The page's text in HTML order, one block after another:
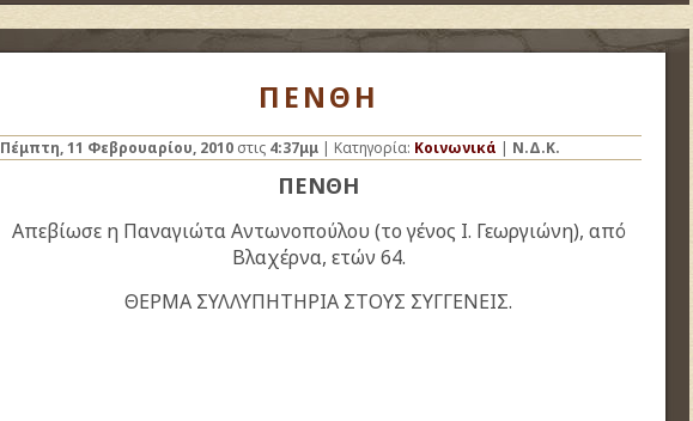
ΠΕΝΘΗ
Πέμπτη, 11 Φεβρουαρίου, 2010 στις 4:37μμ | Κατηγορία: Κοινωνικά | Ν.Δ.Κ.
ΠΕΝΘΗ
Απεβίωσε η Παναγιώτα Αντωνοπούλου (το γένος Ι. Γεωργιώνη), από
Βλαχέρνα, ετών 64.
ΘΕΡΜΑ ΣΥΛΛΥΠΗΤΗΡΙΑ ΣΤΟΥΣ ΣΥΓΓΕΝΕΙΣ.